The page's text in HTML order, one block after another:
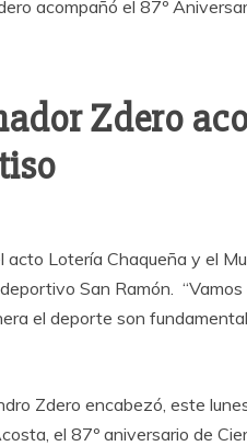
Zdero
acto Lotería Chaqueña y el
San Ramón.
el deporte son
Zdero encabezó, este
el 87º aniversario de